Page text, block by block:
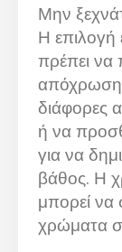
Μην
Η επιλογή
πρέπει να
διάφορες
ή να
για να
βάθος. Η
μπορεί να
χρώματα